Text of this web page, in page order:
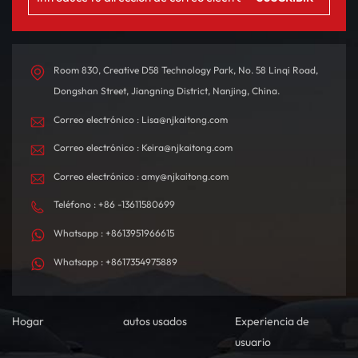
emocionante. Con una
autonomía de hasta 580
está diseñado tanto para
desplazamientos diarios
distancia.
experiencia premium. El
interior está
con materiales de alta
calidad, creando un
confortable y
Room 830, Creative D58 Technology Park, No. 58 Linqi Road,
Dongshan Street, Jiangning District, Nanjing, China.
Correo electrónico : Lisa@njkaitong.com
Correo electrónico : Keira@njkaitong.com
Correo electrónico : amy@njkaitong.com
Teléfono : +86 -13611580699
Whatsapp : +8613951966615
Whatsapp : +8617354975889
Hogar autos usados
Experiencia de
usuario